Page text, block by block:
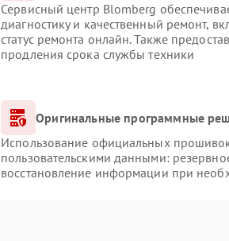
Сервисный центр Blomberg
диагностику и качественный ремонт,
статус ремонта онлайн. Также
продления срока службы техники
Оригинальные программные
Использование официальных
пользовательскими данными:
восстановление информации при